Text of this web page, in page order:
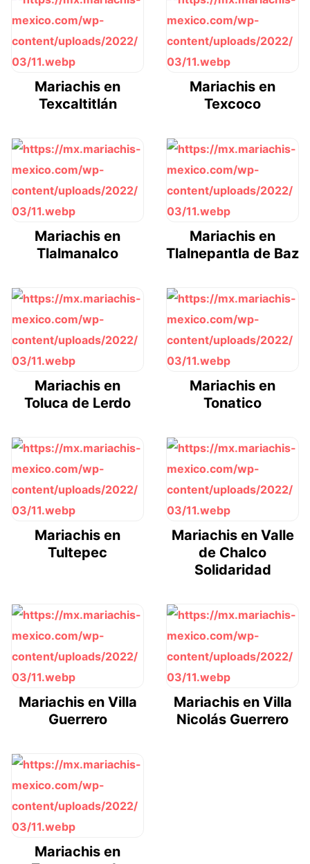
Mariachis en
Texcaltitlán
Mariachis en
Texcoco
Mariachis en
Tlalmanalco
Mariachis en
Tlalnepantla de Baz
Mariachis en
Toluca de Lerdo
Mariachis en
Tonatico
Mariachis en
Tultepec
Mariachis en Valle
de Chalco
Solidaridad
Mariachis en Villa
Guerrero
Mariachis en Villa
Nicolás Guerrero
Mariachis en